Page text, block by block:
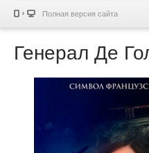
Полная версия сайта
Генерал Де